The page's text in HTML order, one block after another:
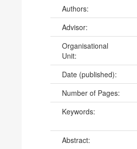
Authors:
Advisor:
Organisational
Unit:
Date (published):
Number of Pages:
Keywords:
Abstract: